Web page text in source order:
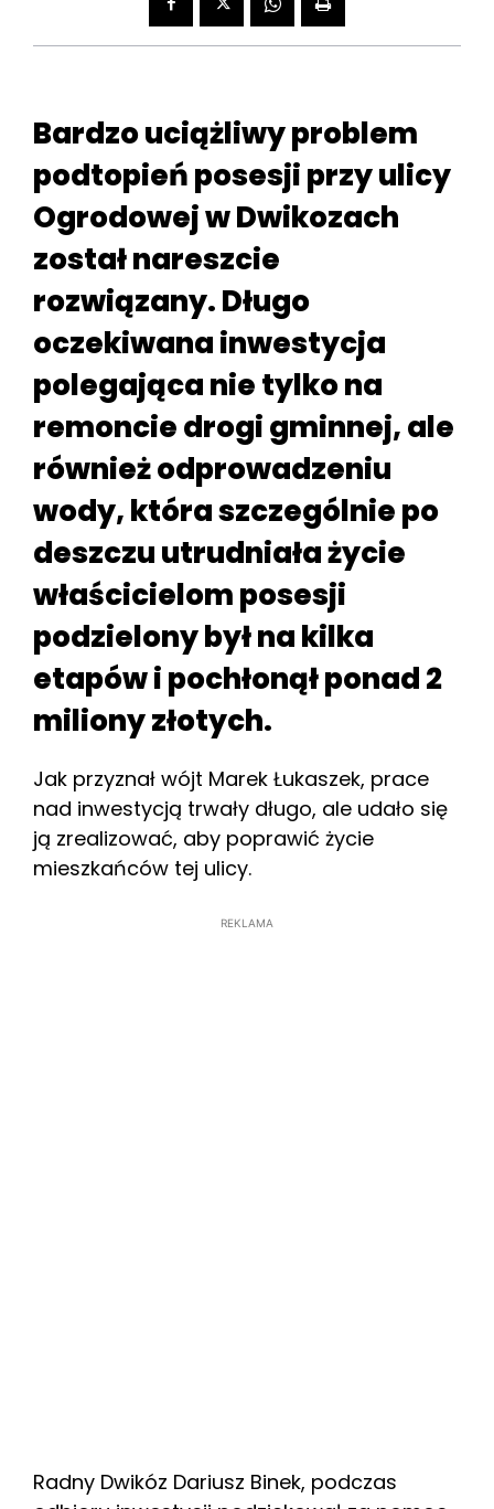
Bardzo uciążliwy problem
podtopień posesji przy ulicy
Ogrodowej w Dwikozach
został nareszcie
rozwiązany. Długo
oczekiwana inwestycja
polegająca nie tylko na
remoncie drogi gminnej, ale
również odprowadzeniu
wody, która szczególnie po
deszczu utrudniała życie
właścicielom posesji
podzielony był na kilka
etapów i pochłonął ponad 2
miliony złotych.
Jak przyznał wójt Marek Łukaszek, prace
nad inwestycją trwały długo, ale udało się
ją zrealizować, aby poprawić życie
mieszkańców tej ulicy.
REKLAMA
Radny Dwikóz Dariusz Binek, podczas